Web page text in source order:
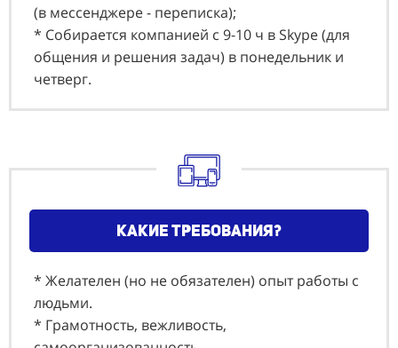
(в мессенджере - переписка);
* Собирается компанией с 9-10 ч в Skype (для
общения и решения задач) в понедельник и
четверг.
какие требования?
* Желателен (но не обязателен) опыт работы с
людьми.
* Грамотность, вежливость,